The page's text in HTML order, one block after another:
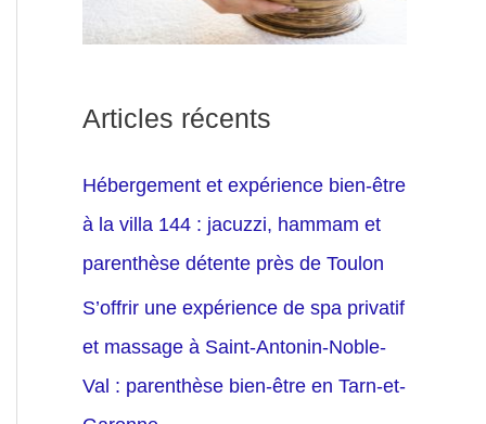
Articles récents
Hébergement et expérience bien-être
à la villa 144 : jacuzzi, hammam et
parenthèse détente près de Toulon
S’offrir une expérience de spa privatif
et massage à Saint-Antonin-Noble-
Val : parenthèse bien-être en Tarn-et-